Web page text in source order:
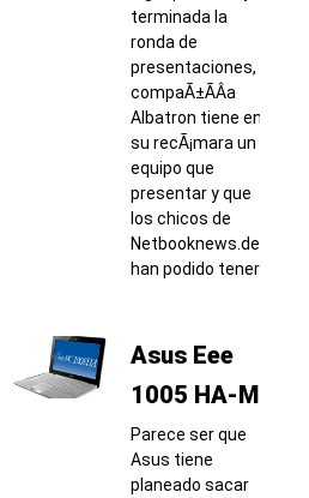
terminada la
ronda de
presentaciones, la
compaÃ±Ã­Â­a
Albatron tiene en
su recÃ¡mara un
equipo que
presentar y que
los chicos de
Netbooknews.de
han podido tener
Asus Eee
1005 HA-M
Parece ser que
Asus tiene
planeado sacar